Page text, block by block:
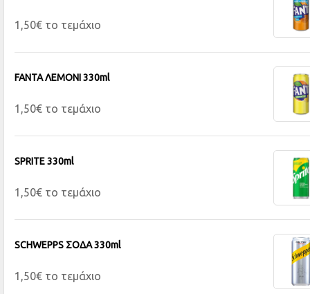
1,50€ το τεμάχιο
FANTA ΛΕΜΟΝΙ 330ml
1,50€ το τεμάχιο
SPRITE 330ml
1,50€ το τεμάχιο
SCHWEPPS ΣΟΔΑ 330ml
1,50€ το τεμάχιο